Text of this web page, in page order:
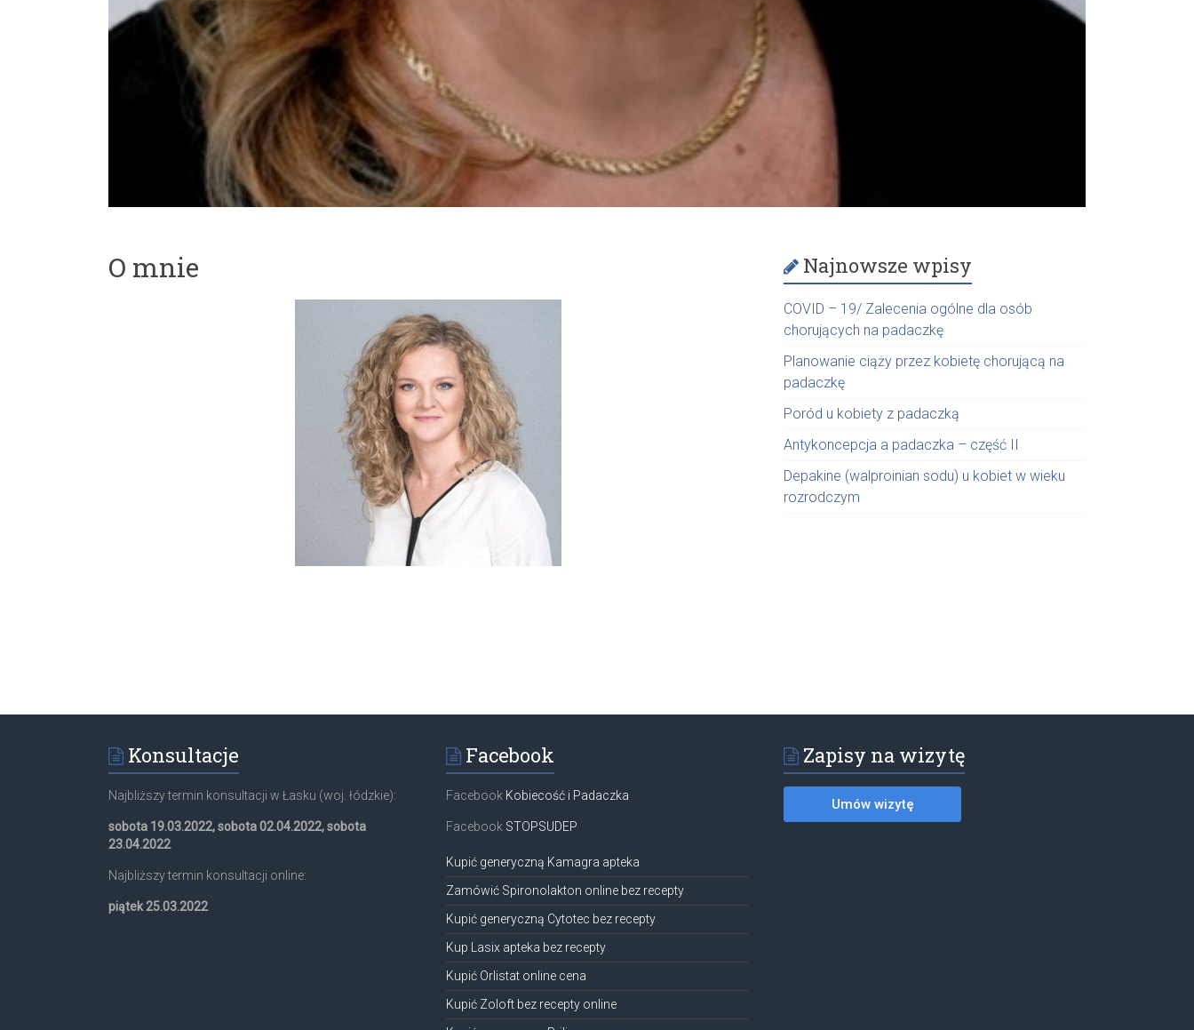
O mnie Najnowsze wpisy
COVID – 19/ Zalecenia ogólne dla osób
chorujących na padaczkę
Planowanie ciąży przez kobietę chorującą na
padaczkę
Poród u kobiety z padaczką
Antykoncepcja a padaczka – część II
Depakine (walproinian sodu) u kobiet w wieku
rozrodczym
Konsultacje
Najbliższy termin konsultacji w Łasku (woj. łódzkie):
sobota 19.03.2022, sobota 02.04.2022, sobota
23.04.2022
Najbliższy termin konsultacji online:
piątek 25.03.2022
Facebook
Facebook Kobiecość i Padaczka
Facebook STOPSUDEP
Kupić generyczną Kamagra apteka
Zamówić Spironolakton online bez recepty
Kupić generyczną Cytotec bez recepty
Kup Lasix apteka bez recepty
Kupić Orlistat online cena
Kupić Zoloft bez recepty online
Zapisy na wizytę